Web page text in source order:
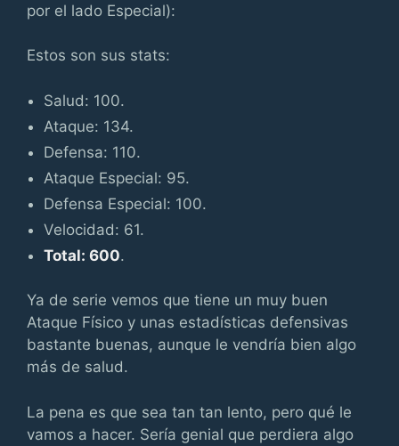
por el lado Especial):
Estos son sus stats:
Salud: 100.
Ataque: 134.
Defensa: 110.
Ataque Especial: 95.
Defensa Especial: 100.
Velocidad: 61.
Total: 600.
Ya de serie vemos que tiene un muy buen
Ataque Físico y unas estadísticas defensivas
bastante buenas, aunque le vendría bien algo
más de salud.
La pena es que sea tan tan lento, pero qué le
vamos a hacer. Sería genial que perdiera algo